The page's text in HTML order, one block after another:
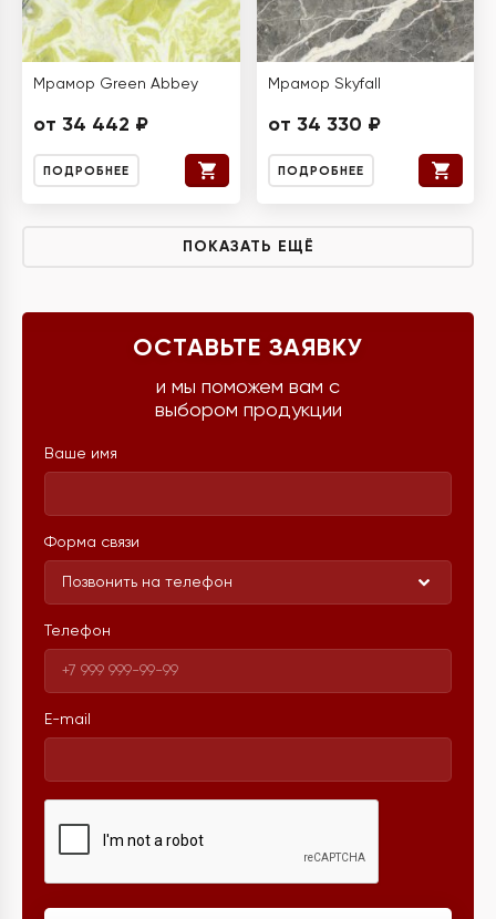
Мрамор Green Abbey
от 34 442 ₽
ПОДРОБНЕЕ
Мрамор Skyfall
от 34 330 ₽
ПОДРОБНЕЕ
ПОКАЗАТЬ ЕЩЁ
ОСТАВЬТЕ ЗАЯВКУ
и мы поможем вам с
выбором продукции
Ваше имя
Форма связи
Позвонить на телефон
Телефон
E-mail